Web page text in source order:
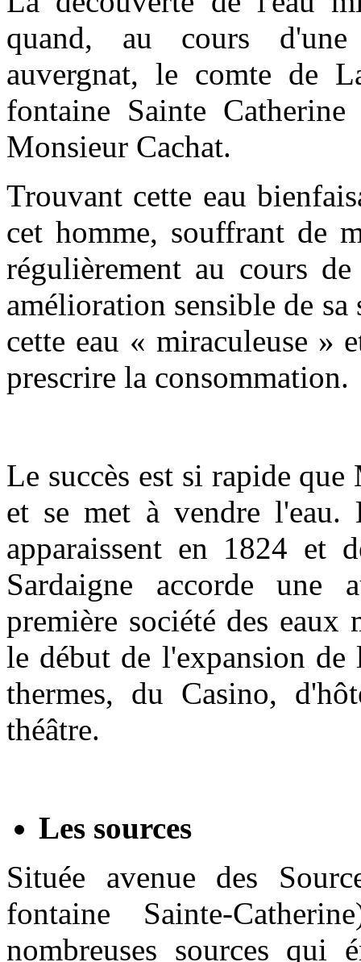
quand, au cours d'une
auvergnat, le comte de
fontaine Sainte
Monsieur Cachat.
Trouvant cette eau
cet homme, souffrant de
régulièrement au cours
amélioration sensible de
cette eau « miraculeuse »
prescrire la consommation.
Le succès est si rapide
et se met à vendre
apparaissent en 1824 et
Sardaigne accorde une
première société des eaux
le début de l'expansion
thermes, du Casino,
théâtre.
Les sources
Située avenue des
fontaine Sainte-
nombreuses sources qui